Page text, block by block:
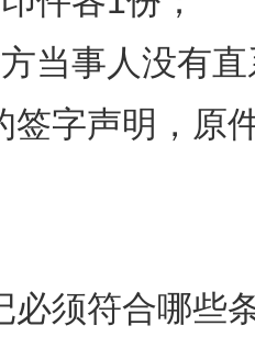
当事人没有
签字声明，原
必须符合哪些